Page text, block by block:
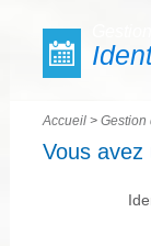
Accueil > Gestion
Vous avez